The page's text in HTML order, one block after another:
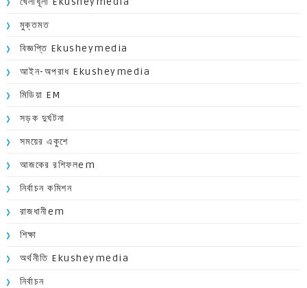
মুক্তমত
বিজ্ঞপ্তি Ekusheymedia
আইন-অপরাধ Ekusheymedia
মিডিয়া EM
সড়ক দুর্ঘটনা
সময়ের একুশে
আজকের রশিফলem
নির্বাচন কমিশন
রাজধানীem
শিক্ষা
অর্থনীতি Ekusheymedia
নির্বাচন